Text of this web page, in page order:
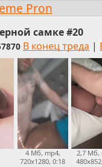
Pron
самке #20
В конец треда |
4 Мб, mp4,
720x1280, 0:18
2,7 Мб,